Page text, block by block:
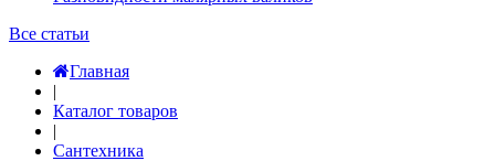
Все статьи
Главная
|
Каталог товаров
|
Сантехника